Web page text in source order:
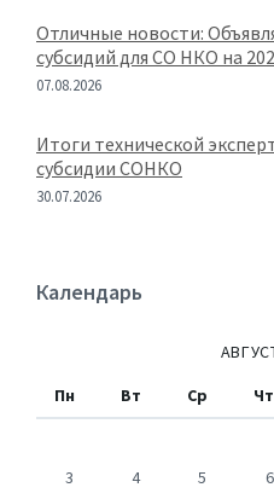
Отличные новости:
субсидий для СО НКО на
07.08.2026
Итоги технической
субсидии СОНКО
30.07.2026
Календарь
Пн
Вт Ср Чт
3
4 5 6